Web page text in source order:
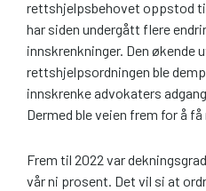
rettshjelpsbehovet oppstod
har siden undergått flere
innskrenkninger. Den økende
rettshjelpsordningen ble
innskrenke advokaters
Dermed ble veien frem for å
Frem til 2022 var
vår ni prosent. Det vil si at